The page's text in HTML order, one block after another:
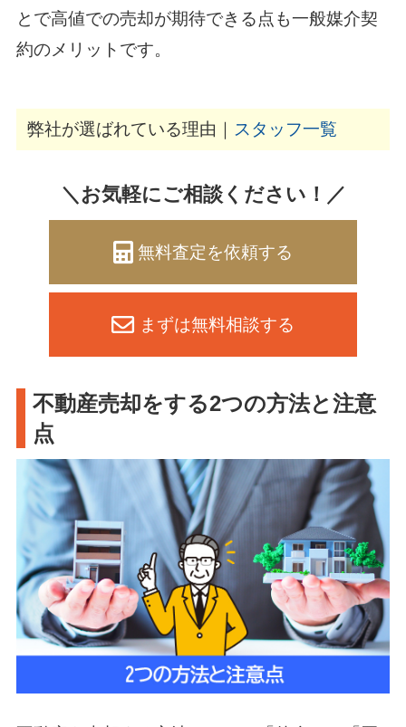
とで高値での売却が期待できる点も一般媒介契
約のメリットです。
弊社が選ばれている理由｜ スタッフ一覧
＼お気軽にご相談ください！／
無料査定を依頼する
まずは無料相談する
不動産売却をする2つの方法と注意
点